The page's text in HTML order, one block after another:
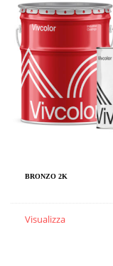
BRONZO 2K
Visualizza